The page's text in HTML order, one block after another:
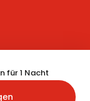
für 1 Nacht